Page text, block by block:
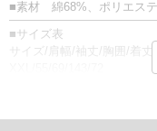
■素材 綿68%、ポリエス
■サイズ表
サイズ/肩幅/袖丈/胸囲/着丈